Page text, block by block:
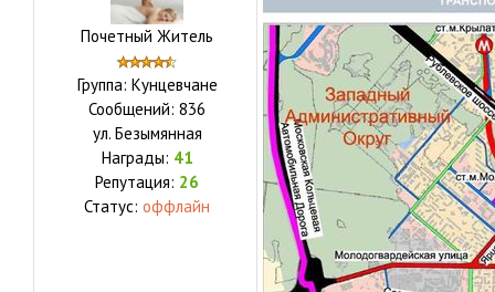
Почетный Житель
Группа: Кунцевчане
Сообщений: 836
ул. Безымянная
Награды: 41
Репутация: 26
Статус: оффлайн